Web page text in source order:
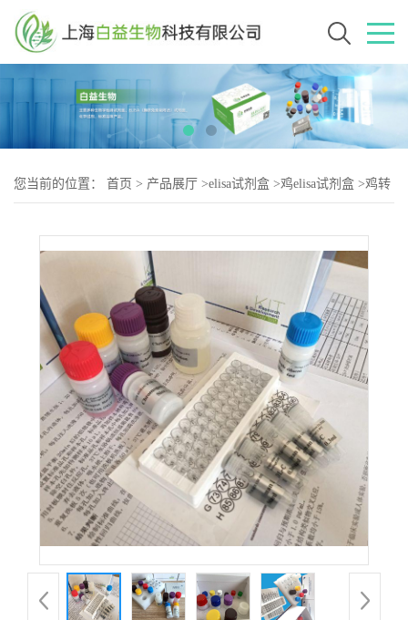
您当前的位置： 首页 > 产品展厅 >elisa试剂盒 >鸡elisa试剂盒 >鸡转